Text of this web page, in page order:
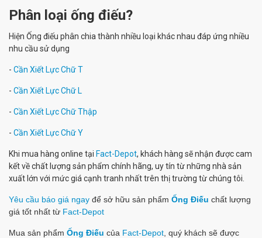
Phân loại ống điếu?
Hiện Ống điếu phân chia thành nhiều loại khác nhau đáp ứng nhiều
nhu cầu sử dụng
- Cần Xiết Lực Chữ T
- Cần Xiết Lực Chữ L
- Cần Xiết Lực Chữ Thập
- Cần Xiết Lực Chữ Y
Khi mua hàng online tại Fact-Depot, khách hàng sẽ nhận được cam
kết về chất lượng sản phẩm chính hãng, uy tín từ những nhà sản
xuất lớn với mức giá cạnh tranh nhất trên thị trường từ chúng tôi.
Yêu cầu báo giá ngay để sở hữu sản phẩm Ống Điếu chất lượng
giá tốt nhất từ Fact-Depot
Mua sản phẩm Ống Điếu của Fact-Depot , quý khách sẽ được